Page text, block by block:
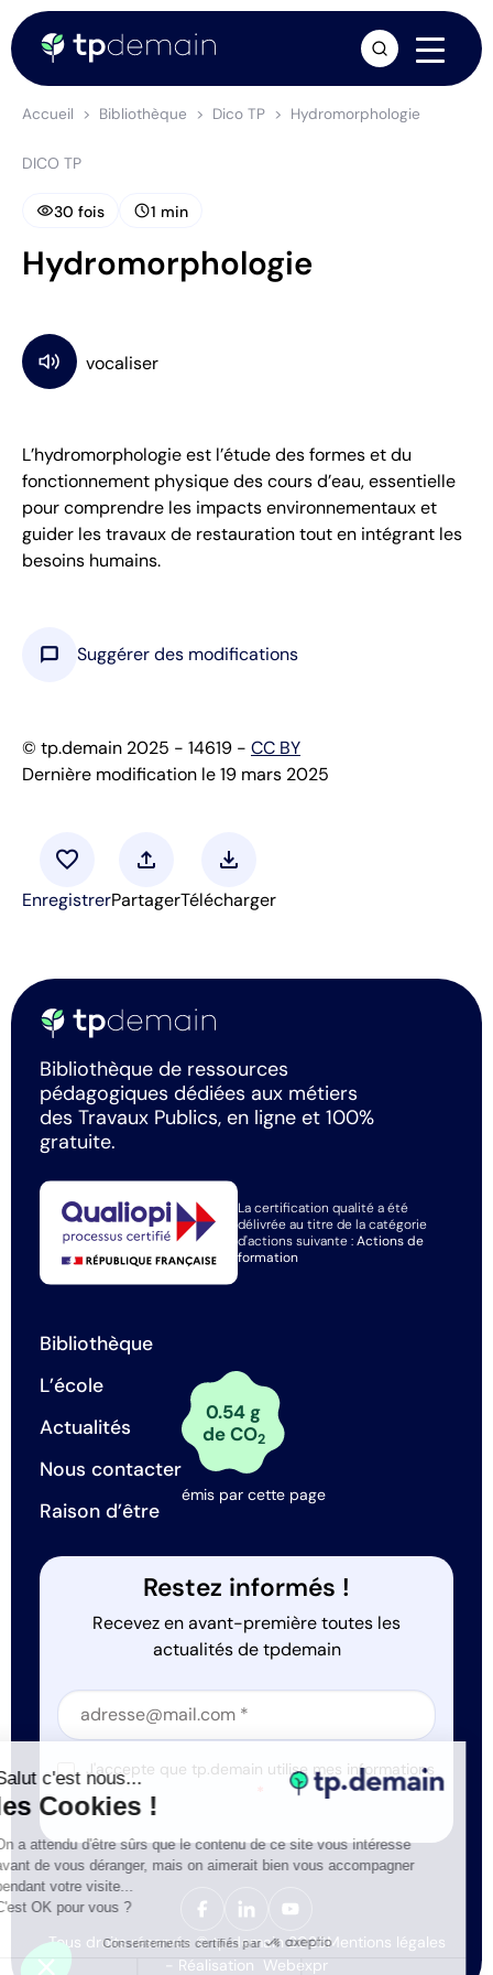
Accueil Bibliothèque Dico TP Hydromorphologie
DICO TP
visibility30 fois schedule1 min
Hydromorphologie
L’hydromorphologie est l’étude des formes et du
fonctionnement physique des cours d’eau, essentielle
pour comprendre les impacts environnementaux et
guider les travaux de restauration tout en intégrant les
besoins humains.
chat_bubble Suggérer des modifications
© tp.demain 2025 - 14619 - CC BY
Dernière modification le 19 mars 2025
favorite
Enregistrer
upload
Partager
download
Télécharger
Bibliothèque de ressources
pédagogiques dédiées aux métiers
des Travaux Publics, en ligne et 100%
gratuite.
La certification qualité a été
délivrée au titre de la catégorie
d'actions suivante :Actions de
formation
Bibliothèque
L’école
Actualités
Nous contacter
Raison d’être
0.54 g
de CO2
émis par cette page
Restez informés !
Recevez en avant-première toutes les
actualités de tpdemain
Section
arrow_forward
Section
J'accepte que tp.demain utilise mes informations
Tous droits réservés © tp.demain 2026Mentions légales
- Réalisation Webexpr
Salut c'est nous...
les Cookies !
On a attendu d'être sûrs que le contenu de ce site vous intéresse
avant de vous déranger, mais on aimerait bien vous accompagner
pendant votre visite...
C'est OK pour vous ?
Consentements certifiés par